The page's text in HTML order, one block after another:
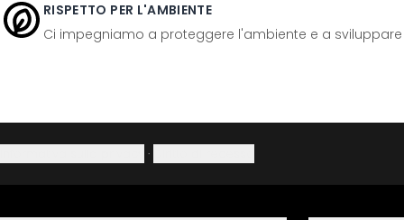
RISPETTO PER L'AMBIENTE
Ci impegniamo a proteggere l'ambiente e a
·